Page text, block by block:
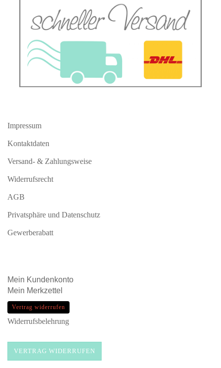
Impressum
Kontaktdaten
Versand- & Zahlungsweise
Widerrufsrecht
AGB
Privatsphäre und Datenschutz
Gewerberabatt
Mein Kundenkonto
Mein Merkzettel
Vertrag widerrufen
Widerrufsbelehrung
VERTRAG WIDERRUFEN